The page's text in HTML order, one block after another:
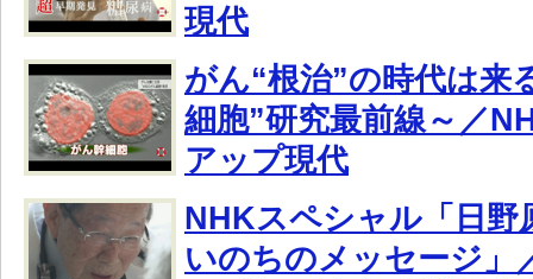
現代
がん“根治”の時代は来
細胞”研究最前線～／
アップ現代
NHKスペシャル「日野
いのちのメッセージ」